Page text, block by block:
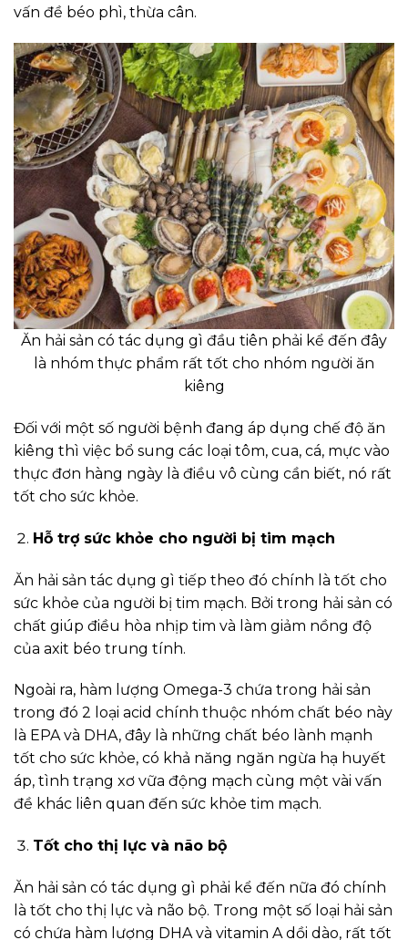
vấn đề béo phì, thừa cân.
Ăn hải sản có tác dụng gì đầu tiên phải kể đến đây
là nhóm thực phẩm rất tốt cho nhóm người ăn
kiêng
Đối với một số người bệnh đang áp dụng chế độ ăn
kiêng thì việc bổ sung các loại tôm, cua, cá, mực vào
thực đơn hàng ngày là điều vô cùng cần biết, nó rất
tốt cho sức khỏe.
Hỗ trợ sức khỏe cho người bị tim mạch
Ăn hải sản tác dụng gì tiếp theo đó chính là tốt cho
sức khỏe của người bị tim mạch. Bởi trong hải sản có
chất giúp điều hòa nhịp tim và làm giảm nồng độ
của axit béo trung tính.
Ngoài ra, hàm lượng Omega-3 chứa trong hải sản
trong đó 2 loại acid chính thuộc nhóm chất béo này
là EPA và DHA, đây là những chất béo lành mạnh
tốt cho sức khỏe, có khả năng ngăn ngừa hạ huyết
áp, tình trạng xơ vữa động mạch cùng một vài vấn
đề khác liên quan đến sức khỏe tim mạch.
Tốt cho thị lực và não bộ
Ăn hải sản có tác dụng gì phải kể đến nữa đó chính
là tốt cho thị lực và não bộ. Trong một số loại hải sản
có chứa hàm lượng DHA và vitamin A dồi dào, rất tốt